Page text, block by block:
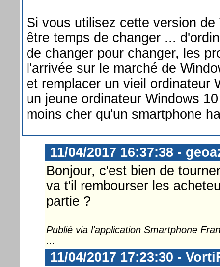
Si vous utilisez cette version
être temps de changer ...
de changer pour changer, les
l'arrivée sur le marché de
et remplacer un vieil ordinateur
un jeune ordinateur Windows
moins cher qu'un smartphone
11/04/2017 16:37:38 -
Bonjour, c'est bien de
va t'il rembourser les
partie ?
Publié via l'application Smartphone
...
11/04/2017 17:23:30 -